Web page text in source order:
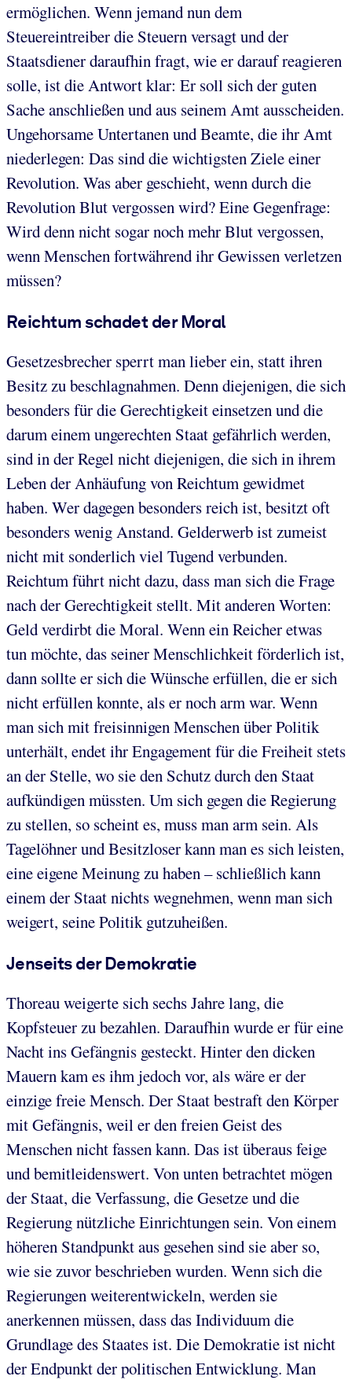
ermöglichen. Wenn jemand nun dem
Steuereintreiber die Steuern versagt und der
Staatsdiener daraufhin fragt, wie er darauf reagieren
solle, ist die Antwort klar: Er soll sich der guten
Sache anschließen und aus seinem Amt ausscheiden.
Ungehorsame Untertanen und Beamte, die ihr Amt
niederlegen: Das sind die wichtigsten Ziele einer
Revolution. Was aber geschieht, wenn durch die
Revolution Blut vergossen wird? Eine Gegenfrage:
Wird denn nicht sogar noch mehr Blut vergossen,
wenn Menschen fortwährend ihr Gewissen verletzen
müssen?
Reichtum schadet der Moral
Gesetzesbrecher sperrt man lieber ein, statt ihren
Besitz zu beschlagnahmen. Denn diejenigen, die sich
besonders für die Gerechtigkeit einsetzen und die
darum einem ungerechten Staat gefährlich werden,
sind in der Regel nicht diejenigen, die sich in ihrem
Leben der Anhäufung von Reichtum gewidmet
haben. Wer dagegen besonders reich ist, besitzt oft
besonders wenig Anstand. Gelderwerb ist zumeist
nicht mit sonderlich viel Tugend verbunden.
Reichtum führt nicht dazu, dass man sich die Frage
nach der Gerechtigkeit stellt. Mit anderen Worten:
Geld verdirbt die Moral. Wenn ein Reicher etwas
tun möchte, das seiner Menschlichkeit förderlich ist,
dann sollte er sich die Wünsche erfüllen, die er sich
nicht erfüllen konnte, als er noch arm war. Wenn
man sich mit freisinnigen Menschen über Politik
unterhält, endet ihr Engagement für die Freiheit stets
an der Stelle, wo sie den Schutz durch den Staat
aufkündigen müssten. Um sich gegen die Regierung
zu stellen, so scheint es, muss man arm sein. Als
Tagelöhner und Besitzloser kann man es sich leisten,
eine eigene Meinung zu haben – schließlich kann
einem der Staat nichts wegnehmen, wenn man sich
weigert, seine Politik gutzuheißen.
Jenseits der Demokratie
Thoreau weigerte sich sechs Jahre lang, die
Kopfsteuer zu bezahlen. Daraufhin wurde er für eine
Nacht ins Gefängnis gesteckt. Hinter den dicken
Mauern kam es ihm jedoch vor, als wäre er der
einzige freie Mensch. Der Staat bestraft den Körper
mit Gefängnis, weil er den freien Geist des
Menschen nicht fassen kann. Das ist überaus feige
und bemitleidenswert. Von unten betrachtet mögen
der Staat, die Verfassung, die Gesetze und die
Regierung nützliche Einrichtungen sein. Von einem
höheren Standpunkt aus gesehen sind sie aber so,
wie sie zuvor beschrieben wurden. Wenn sich die
Regierungen weiterentwickeln, werden sie
anerkennen müssen, dass das Individuum die
Grundlage des Staates ist. Die Demokratie ist nicht
der Endpunkt der politischen Entwicklung. Man